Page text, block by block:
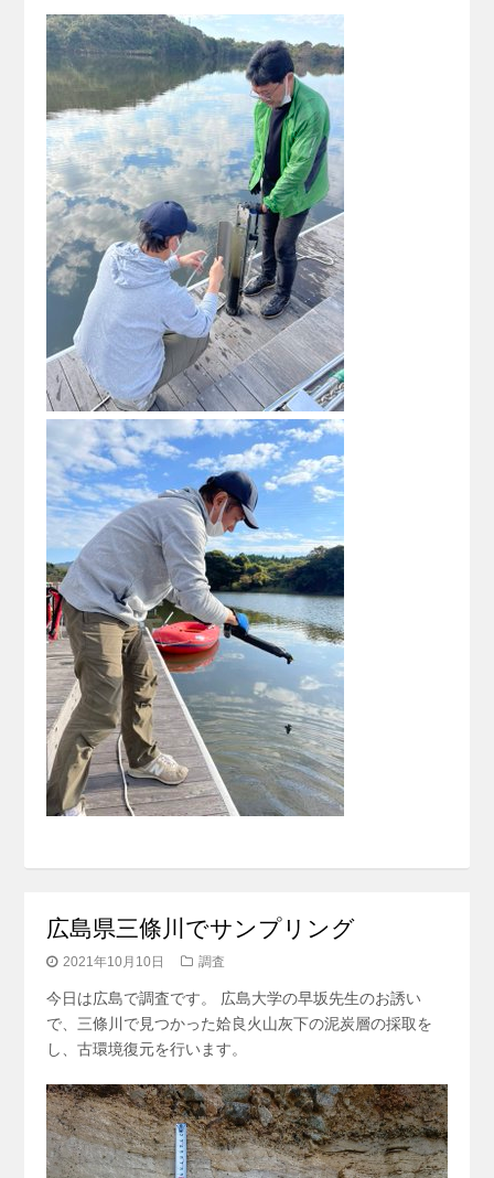
広島県三條川でサンプリング
2021年10月10日 調査
今日は広島で調査です。 広島大学の早坂先生のお誘い
で、三條川で見つかった姶良火山灰下の泥炭層の採取を
し、古環境復元を行います。